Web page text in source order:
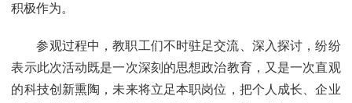
积极作为。
参观过程中，教职工们不时驻足交流、深入探讨，纷纷
表示此次活动既是一次深刻的思想政治教育，又是一次直观
的科技创新熏陶，未来将立足本职岗位，把个人成长、企业